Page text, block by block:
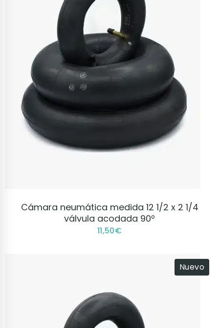
VER PRODUCTO
Cámara neumática medida 12 1/2 x 2 1/4
válvula acodada 90º
11,50€
Nuevo